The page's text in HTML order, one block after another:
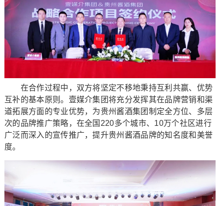
在合作过程中，双方将坚定不移地秉持互利共赢、优势
互补的基本原则。壹媒介集团将充分发挥其在品牌营销和渠
道拓展方面的专业优势，为贵州酱酒集团制定全方位、多层
次的品牌推广策略，在全国220多个城市、10万个社区进行
广泛而深入的宣传推广，提升贵州酱酒品牌的知名度和美誉
度。